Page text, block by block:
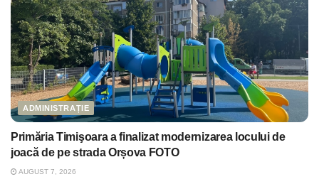
ADMINISTRAȚIE
Primăria Timişoara a finalizat modernizarea locului de
joacă de pe strada Orșova FOTO
AUGUST 7, 2026